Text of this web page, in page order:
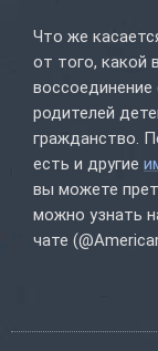
Что же
от того, какой
родителей
гражданство.
есть и другие
вы можете
можно узнать
чате